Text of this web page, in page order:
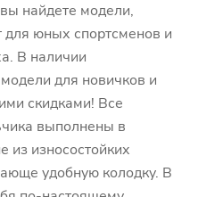
найдете модели,
для юных спортсменов и
В наличии
для новичков и
скидками! Все
выполнены в
из износостойких
удобную колодку. В